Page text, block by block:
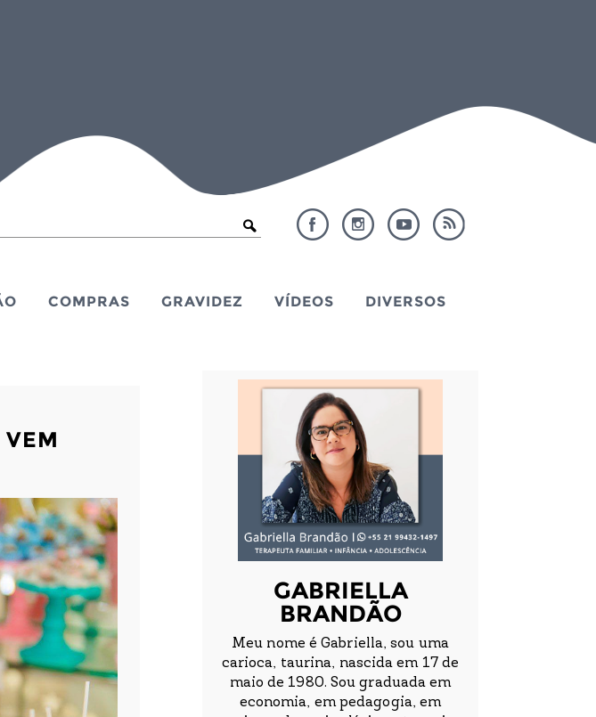
COMPRAS GRAVIDEZ VÍDEOS DIVERSOS
GABRIELLA
BRANDÃO
Meu nome é Gabriella, sou uma
carioca, taurina, nascida em 17 de
maio de 1980. Sou graduada em
economia, em pedagogia, em